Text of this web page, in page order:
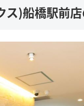
)船橋駅前